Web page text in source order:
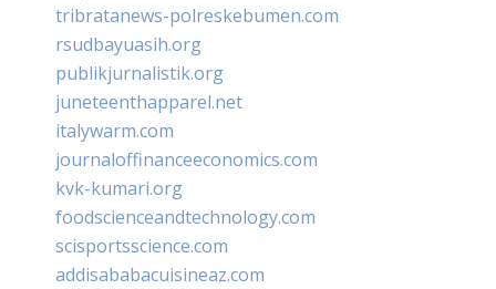
tribratanews-polreskebumen.com
rsudbayuasih.org
publikjurnalistik.org
juneteenthapparel.net
italywarm.com
journaloffinanceeconomics.com
kvk-kumari.org
foodscienceandtechnology.com
scisportsscience.com
addisababacuisineaz.com